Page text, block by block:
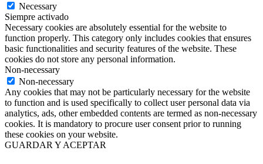
Necessary
Siempre activado
Necessary cookies are absolutely essential for the website to
function properly. This category only includes cookies that ensures
basic functionalities and security features of the website. These
cookies do not store any personal information.
Non-necessary
Non-necessary
Any cookies that may not be particularly necessary for the website
to function and is used specifically to collect user personal data via
analytics, ads, other embedded contents are termed as non-necessary
cookies. It is mandatory to procure user consent prior to running
these cookies on your website.
GUARDAR Y ACEPTAR